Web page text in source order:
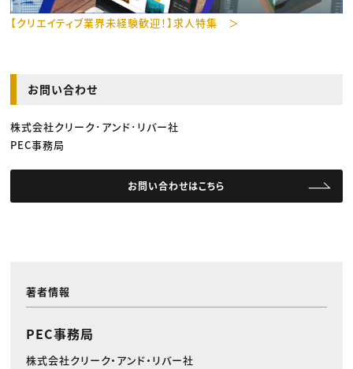
【クリエイティブ業界未経験歓迎！】求人特集 ＞
お問い合わせ
株式会社クリーク･アンド･リバー社
PEC事務局
お問い合わせはこちら
著者情報
PEC事務局
株式会社クリーク・アンド・リバー社